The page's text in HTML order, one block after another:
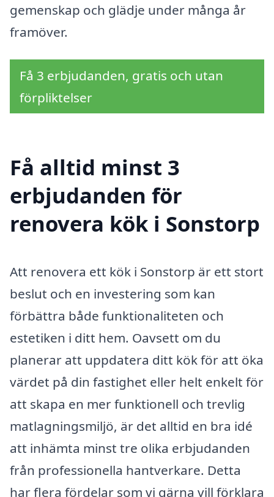
gemenskap och glädje under många år
framöver.
Få 3 erbjudanden, gratis och utan
förpliktelser
Få alltid minst 3
erbjudanden för
renovera kök i Sonstorp
Att renovera ett kök i Sonstorp är ett stort
beslut och en investering som kan
förbättra både funktionaliteten och
estetiken i ditt hem. Oavsett om du
planerar att uppdatera ditt kök för att öka
värdet på din fastighet eller helt enkelt för
att skapa en mer funktionell och trevlig
matlagningsmiljö, är det alltid en bra idé
att inhämta minst tre olika erbjudanden
från professionella hantverkare. Detta
har flera fördelar som vi gärna vill förklara